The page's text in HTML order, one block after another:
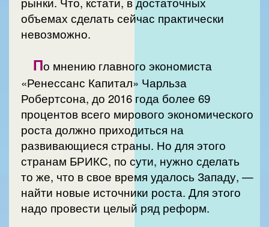
объемах сделать сейчас практически
невозможно.
По мнению главного экономиста
«Ренессанс Капитал» Чарльза
Робертсона, до 2016 года более 69
процентов всего мирового экономического
роста должно приходиться на
развивающиеся страны. Но для этого
странам БРИКС, по сути, нужно сделать
то же, что в свое время удалось Западу, —
найти новые источники роста. Для этого
надо провести целый ряд реформ.